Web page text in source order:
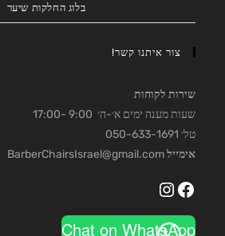
בלוג החלקות שיער
צור איתנו קשר!
שירות לקוחות
שעות מענה ימים א׳-ה׳ 9:00 -17:00
טל׳ 050-633-1691
אימיילBarberChairsIsrael@gmail.com
Facebook
Instagram
Chat on WhatsApp